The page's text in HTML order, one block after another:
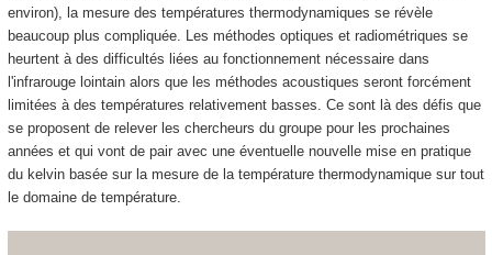
environ), la mesure des températures thermodynamiques se révèle
beaucoup plus compliquée. Les méthodes optiques et radiométriques se
heurtent à des difficultés liées au fonctionnement nécessaire dans
l'infrarouge lointain alors que les méthodes acoustiques seront forcément
limitées à des températures relativement basses. Ce sont là des défis que
se proposent de relever les chercheurs du groupe pour les prochaines
années et qui vont de pair avec une éventuelle nouvelle mise en pratique
du kelvin basée sur la mesure de la température thermodynamique sur tout
le domaine de température.